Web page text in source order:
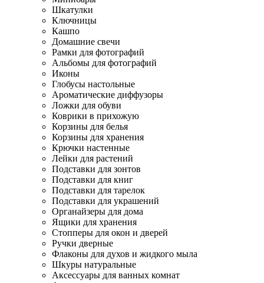
Шкатулки
Ключницы
Кашпо
Домашние свечи
Рамки для фотографий
Альбомы для фотографий
Иконы
Глобусы настольные
Ароматические диффузоры
Ложки для обуви
Коврики в прихожую
Корзины для белья
Корзины для хранения
Крючки настенные
Лейки для растений
Подставки для зонтов
Подставки для книг
Подставки для тарелок
Подставки для украшений
Органайзеры для дома
Ящики для хранения
Стопперы для окон и дверей
Ручки дверные
Флаконы для духов и жидкого мыла
Шкуры натуральные
Аксессуары для ванных комнат